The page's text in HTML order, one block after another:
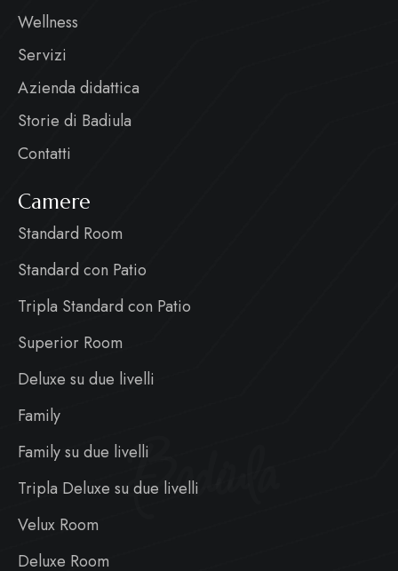
Wellness
Servizi
Azienda didattica
Storie di Badiula
Contatti
Camere
Standard Room
Standard con Patio
Tripla Standard con Patio
Superior Room
Deluxe su due livelli
Family
Family su due livelli
Tripla Deluxe su due livelli
Velux Room
Deluxe Room
Badiula